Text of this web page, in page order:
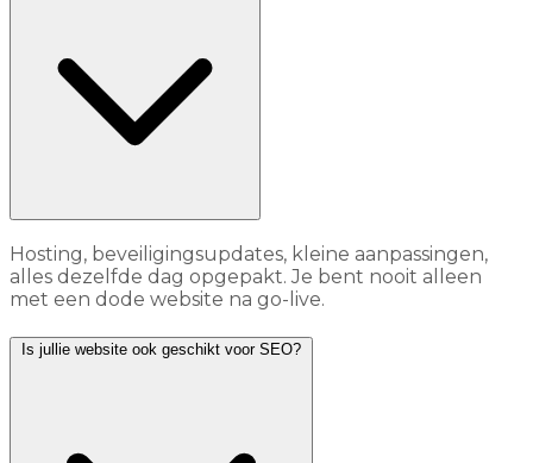
Hosting, beveiligingsupdates, kleine aanpassingen,
alles dezelfde dag opgepakt. Je bent nooit alleen
met een dode website na go-live.
Is jullie website ook geschikt voor SEO?